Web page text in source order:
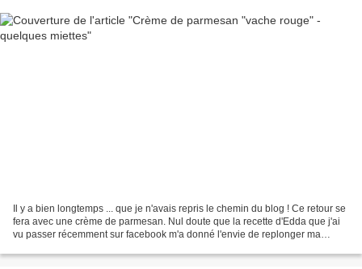
Il y a bien longtemps ... que je n'avais repris le chemin du blog ! Ce retour se
fera avec une crème de parmesan. Nul doute que la recette d'Edda que j'ai
vu passer récemment sur facebook m'a donné l'envie de replonger ma